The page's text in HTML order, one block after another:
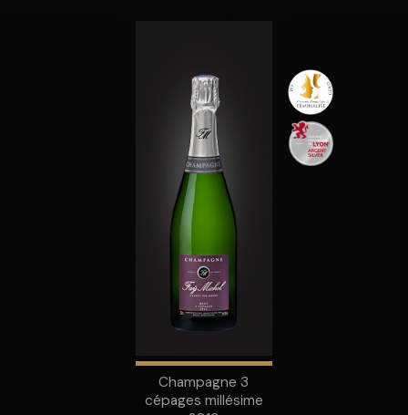
Champagne 3
cépages millésime